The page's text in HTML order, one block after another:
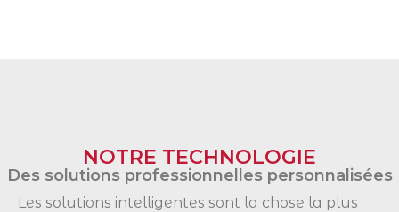
NOTRE TECHNOLOGIE
Des solutions professionnelles personnalisées
Les solutions intelligentes sont la chose la plus